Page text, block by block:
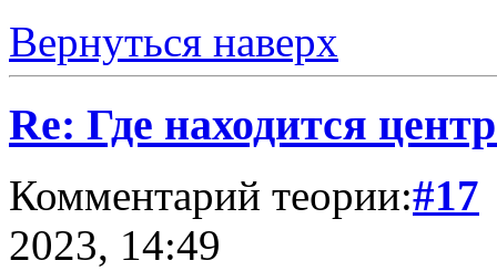
Вернуться наверх
Re: Где находится
Комментарий теории:#17
2023, 14:49